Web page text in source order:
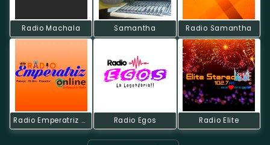
Radio Machala Samantha Radio Samantha
Radio Emperatriz Online Radio Egos Radio Elite